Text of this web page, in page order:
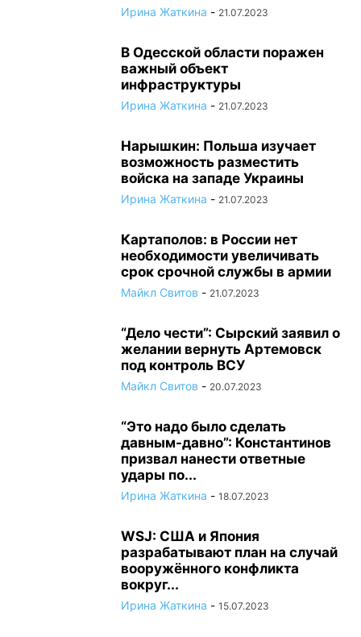
Ирина Жаткина - 21.07.2023
В Одесской области поражен
важный объект
инфраструктуры
Ирина Жаткина - 21.07.2023
Нарышкин: Польша изучает
возможность разместить
войска на западе Украины
Ирина Жаткина - 21.07.2023
Картаполов: в России нет
необходимости увеличивать
срок срочной службы в армии
Майкл Свитов - 21.07.2023
“Дело чести”: Сырский заявил о
желании вернуть Артемовск
под контроль ВСУ
Майкл Свитов - 20.07.2023
“Это надо было сделать
давным-давно”: Константинов
призвал нанести ответные
удары по...
Ирина Жаткина - 18.07.2023
WSJ: США и Япония
разрабатывают план на случай
вооружённого конфликта
вокруг...
Ирина Жаткина - 15.07.2023